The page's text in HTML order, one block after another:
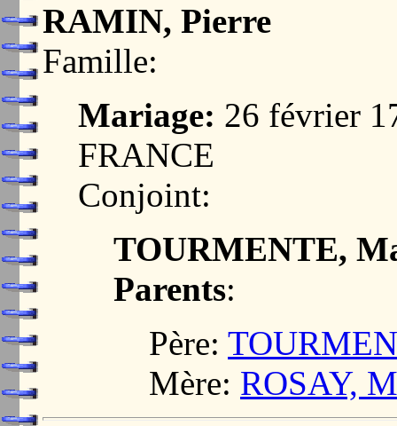
RAMIN, Pierre
Famille:
Mariage: 26 février
FRANCE
Conjoint:
TOURMENTE,
Parents:
Père:
Mère: ROSAY,